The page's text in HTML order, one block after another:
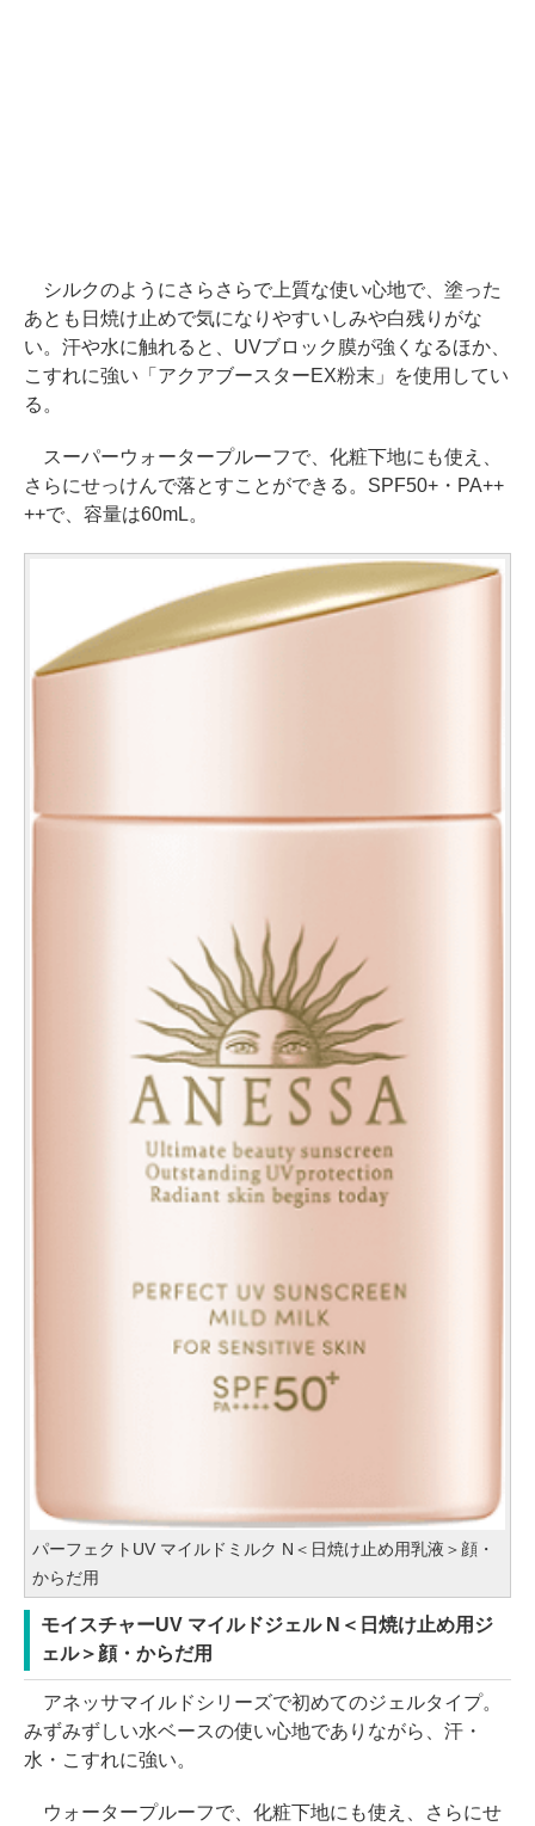
シルクのようにさらさらで上質な使い心地で、塗った
あとも日焼け止めで気になりやすいしみや白残りがな
い。汗や水に触れると、UVブロック膜が強くなるほか、
こすれに強い「アクアブースターEX粉末」を使用してい
る。
スーパーウォータープルーフで、化粧下地にも使え、
さらにせっけんで落とすことができる。SPF50+・PA++
++で、容量は60mL。
パーフェクトUV マイルドミルク N＜日焼け止め用乳液＞顔・
からだ用
モイスチャーUV マイルドジェル N＜日焼け止め用ジ
ェル＞顔・からだ用
アネッサマイルドシリーズで初めてのジェルタイプ。
みずみずしい水ベースの使い心地でありながら、汗・
水・こすれに強い。
ウォータープルーフで、化粧下地にも使え、さらにせ